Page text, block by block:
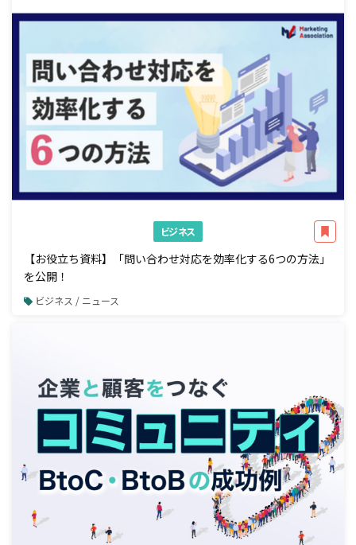
ビジネス
【お役立ち資料】「問い合わせ対応を効率化する6つの方法」
を公開！
ビジネス / ニュース